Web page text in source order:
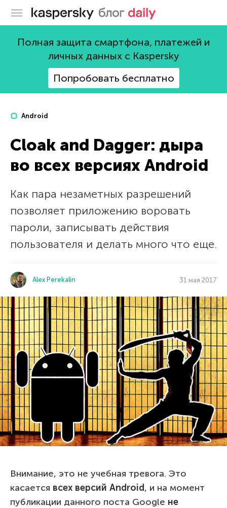
Блог Касперского
Полная защита смартфона, платежей и
личных данных с Kaspersky
Попробовать бесплатно
Android
Cloak and Dagger: дыра
во всех версиях Android
Как пара незаметных разрешений
позволяет приложению воровать
пароли, записывать действия
пользователя и делать много что еще.
Alex Perekalin 31 мая 2017
Внимание, это не учебная тревога. Это
касается всех версий Android, и на момент
публикации данного поста Google не